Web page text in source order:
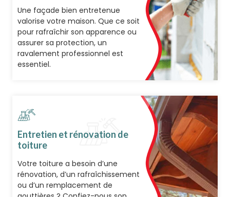
Une façade bien entretenue
valorise votre maison. Que ce soit
pour rafraîchir son apparence ou
assurer sa protection, un
ravalement professionnel est
essentiel.
Entretien et rénovation de
toiture
Votre toiture a besoin d’une
rénovation, d’un rafraîchissement
ou d’un remplacement de